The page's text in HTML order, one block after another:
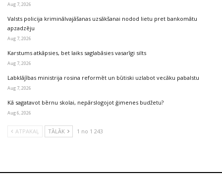
Aug 7, 2026
Valsts policija kriminālvajāšanas uzsākšanai nodod lietu pret bankomātu
apzadzēju
Aug 7, 2026
Karstums atkāpsies, bet laiks saglabāsies vasarīgi silts
Aug 7, 2026
Labklājības ministrija rosina reformēt un būtiski uzlabot vecāku pabalstu
Aug 7, 2026
Kā sagatavot bērnu skolai, nepārslogojot ģimenes budžetu?
Aug 6, 2026
ATPAKAĻ TĀLĀK 1 no 1 243